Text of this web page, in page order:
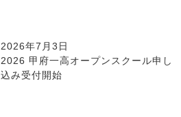
2026年7月3日
2026 甲府一高オープンスクール申し
込み受付開始